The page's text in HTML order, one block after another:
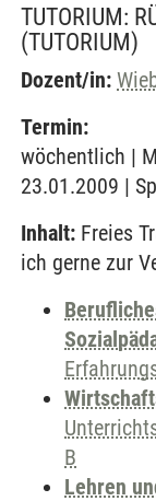
TUTORIUM:
(TUTORIUM)
Dozent/in:
Termin:
wöchentlich |
23.01.2009 |
Inhalt: Freies
ich gerne zur
B
Lehren